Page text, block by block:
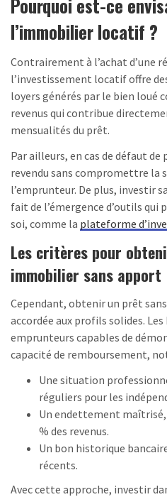
l’immobilier locatif ?
Contrairement à l’achat d’une
l’investissement locatif offre
loyers générés par le bien loué
revenus qui contribue
mensualités du prêt.
Par ailleurs, en cas de défaut
revendu sans compromettre la
l’emprunteur. De plus, investir
fait de l’émergence d’outils
soi, comme la plateforme
Les critères pour
immobilier sans apport
Cependant, obtenir un prêt
accordée aux profils solides.
emprunteurs capables de
capacité de remboursement,
Une situation
réguliers pour les
Un endettement
% des revenus.
Un bon historique
récents.
Avec cette approche, investir